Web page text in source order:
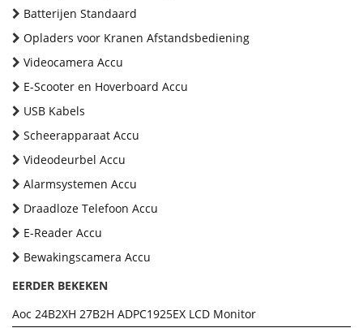
Batterijen Standaard
Opladers voor Kranen Afstandsbediening
Videocamera Accu
E-Scooter en Hoverboard Accu
USB Kabels
Scheerapparaat Accu
Videodeurbel Accu
Alarmsystemen Accu
Draadloze Telefoon Accu
E-Reader Accu
Bewakingscamera Accu
EERDER BEKEKEN
Aoc 24B2XH 27B2H ADPC1925EX LCD Monitor